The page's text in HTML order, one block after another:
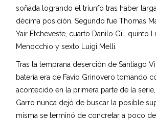
soñada logrando el triunfo tras haber
décima posición. Segundo fue Thomas
Yair Etcheveste, cuarto Danilo Gil, quinto
Menocchio y sexto Luigi Melli.
Tras la temprana deserción de Santiago
batería era de Favio Grinovero tomando
acontecido en la primera parte de la
Garro nunca dejó de buscar la posible
misma se terminó de concretar a poco